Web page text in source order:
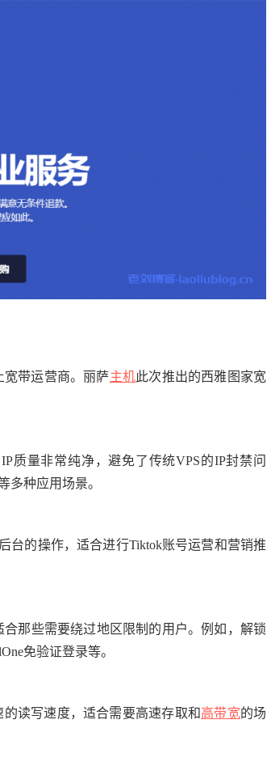
带运营商。丽萨主机此次推出的西雅图家宽
质量非常纯净，避免了传统VPS的IP封禁问
多种应用场景。
台的操作，适合进行Tiktok账号运营和营销推
那些需要绕过地区限制的用户。例如，解锁
免验证登录等。
读写速度，适合需要高速存取和高带宽的场